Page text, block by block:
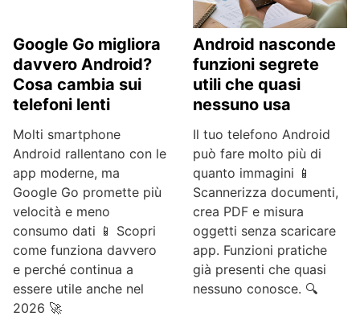
Google Go migliora
davvero Android?
Cosa cambia sui
telefoni lenti
Molti smartphone
Android rallentano con le
app moderne, ma
Google Go promette più
velocità e meno
consumo dati 📱 Scopri
come funziona davvero
e perché continua a
essere utile anche nel
2026 🚀
Android nasconde
funzioni segrete
utili che quasi
nessuno usa
Il tuo telefono Android
può fare molto più di
quanto immagini 📱
Scannerizza documenti,
crea PDF e misura
oggetti senza scaricare
app. Funzioni pratiche
già presenti che quasi
nessuno conosce. 🔍